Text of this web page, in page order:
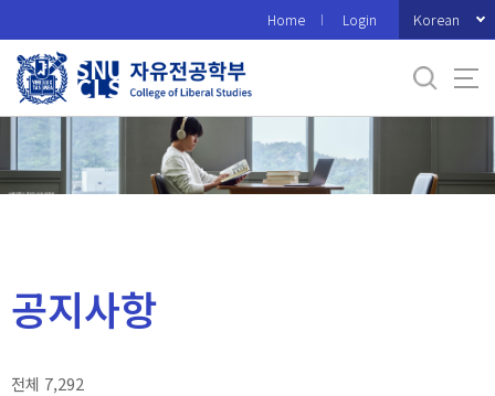
로
메
Home Login Korean
공지사항
전체 7,292